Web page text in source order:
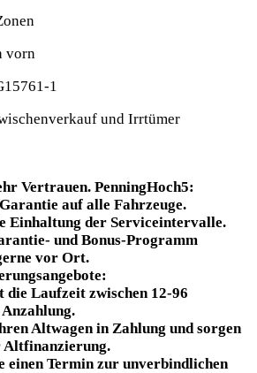
vorn
1
und Irrtümer
Vertrauen. PenningHoch5:
auf alle Fahrzeuge.
Einhaltung der Serviceintervalle.
und Bonus-Programm
vor Ort.
die Laufzeit zwischen 12-96
Altwagen in Zahlung und sorgen
Altfinanzierung.
einen Termin zur unverbindlichen